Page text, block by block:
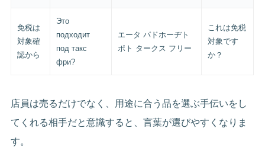
免税は
対象確
認から
Это
подходит
под такс
фри?
エータ パドホーヂト
ポト タークス フリー
これは免税
対象です
か？
店員は売るだけでなく、用途に合う品を選ぶ手伝いをし
てくれる相手だと意識すると、言葉が選びやすくなりま
す。